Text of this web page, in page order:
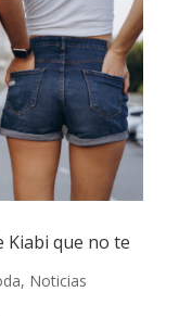
Kiabi que no te
, Noticias